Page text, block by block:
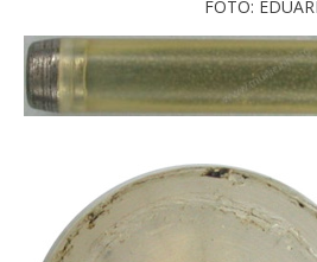
FOTO: